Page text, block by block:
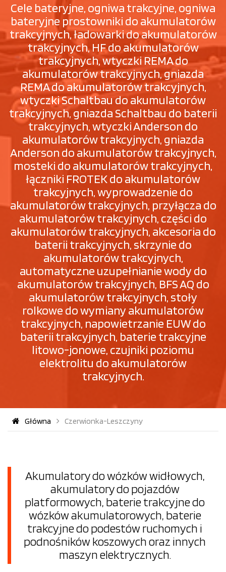
Cele bateryjne, ogniwa trakcyjne, ogniwa
bateryjne prostowniki do akumulatorów
trakcyjnych, ładowarki do akumulatorów
trakcyjnych, HF do akumulatorów
trakcyjnych, wtyczki REMA do
akumulatorów trakcyjnych, gniazda
REMA do akumulatorów trakcyjnych,
wtyczki Schaltbau do akumulatorów
trakcyjnych, gniazda Schaltbau do baterii
trakcyjnych, wtyczki Anderson do
akumulatorów trakcyjnych, gniazda
Anderson do akumulatorów trakcyjnych,
mosteki do akumulatorów trakcyjnych,
łączniki FROTEK do akumulatorów
trakcyjnych, wyprowadzenie do
akumulatorów trakcyjnych, przyłącza do
akumulatorów trakcyjnych, części do
akumulatorów trakcyjnych, akcesoria do
baterii trakcyjnych, skrzynie do
akumulatorów trakcyjnych,
automatyczne uzupełnianie wody do
akumulatorów trakcyjnych, BFS AQ do
akumulatorów trakcyjnych, stoły
rolkowe do wymiany akumulatorów
trakcyjnych, napowietrzanie EUW do
baterii trakcyjnych, baterie trakcyjne
litowo-jonowe, czujniki poziomu
elektrolitu do akumulatorów
trakcyjnych.
Główna Czerwionka-Leszczyny
Akumulatory do wózków widłowych,
akumulatory do pojazdów
platformowych, baterie trakcyjne do
wózków akumulatorowych, baterie
trakcyjne do podestów ruchomych i
podnośników koszowych oraz innych
maszyn elektrycznych.